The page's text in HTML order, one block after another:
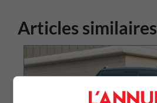
Articles similaires